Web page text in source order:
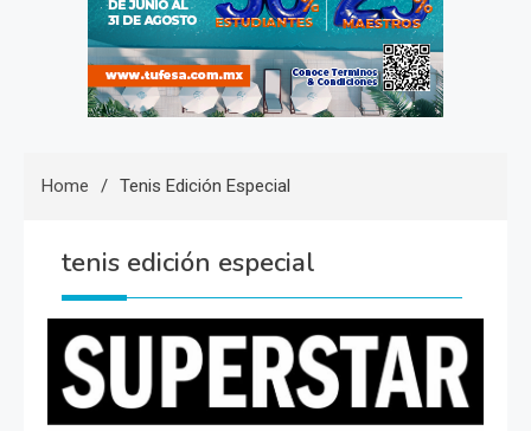
Home Tenis Edición Especial
tenis edición especial